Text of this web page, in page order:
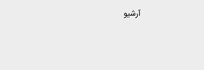
آرشیو